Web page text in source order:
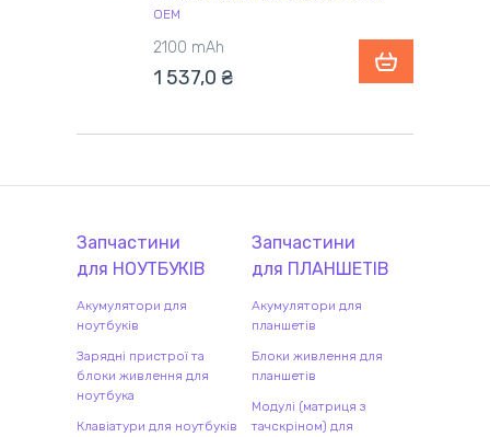
OEM
2100 mAh
1 537,0 ₴
Запчастини
для НОУТБУКІВ
Акумулятори для
ноутбуків
Зарядні пристрої та
блоки живлення для
ноутбука
Клавіатури для ноутбуків
Запчастини
для ПЛАНШЕТІВ
Акумулятори для
планшетів
Блоки живлення для
планшетів
Модулі (матриця з
тачскріном) для